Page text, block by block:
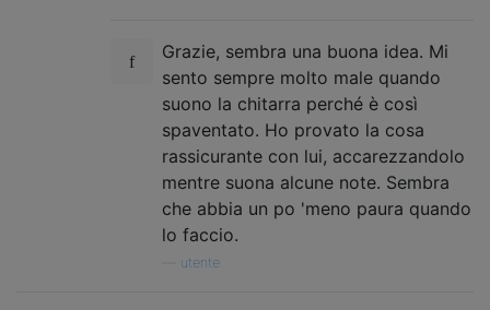
Grazie, sembra una buona idea. Mi
sento sempre molto male quando
suono la chitarra perché è così
spaventato. Ho provato la cosa
rassicurante con lui, accarezzandolo
mentre suona alcune note. Sembra
che abbia un po 'meno paura quando
lo faccio.
utente